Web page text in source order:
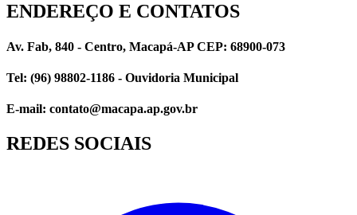
ENDEREÇO E CONTATOS
Av. Fab, 840 - Centro, Macapá-AP CEP: 68900-073
Tel: (96) 98802-1186 - Ouvidoria Municipal
E-mail: contato@macapa.ap.gov.br
REDES SOCIAIS